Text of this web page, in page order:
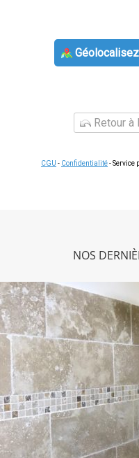
Retour
CGU - Confidentialité- Service
NOS